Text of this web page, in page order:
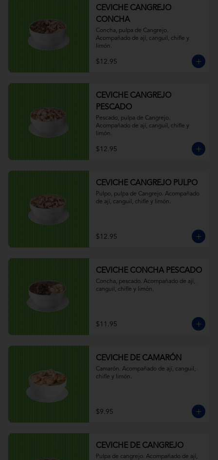
CEVICHE CANGREJO
CONCHA
Concha, pulpa de Cangrejo.
Acompañado de ají, canguil, chifle y
limón.
$12.95
CEVICHE CANGREJO
PESCADO
Pescado, pulpa de Cangrejo.
Acompañado de ají, canguil, chifle y
limón.
$12.95
CEVICHE CANGREJO PULPO
Pulpo, pulpa de Cangrejo. Acompañado
de ají, canguil, chifle y limón.
$12.95
CEVICHE CONCHA PESCADO
Concha, pescado. Acompañado de ají,
canguil, chifle y limón.
$11.95
CEVICHE DE CAMARÓN
Camarón. Acompañado de ají, canguil,
chifle y limón.
$9.95
CEVICHE DE CANGREJO
Pulpa de cangrejo. Acompañado de ají,